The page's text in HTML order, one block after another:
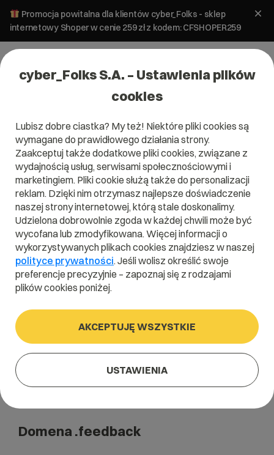
Promocja powitalna dla klientów cyber_Folks - sklep
internetowy Shoper w cenie 259 zł z kodem: CFSHOPER259
Domena .feedback
Wyraź swoją opinię z .feedback
.feedback
Szukaj
Domena .feedback
cyber_Folks S.A. – Ustawienia plików
cookies
Lubisz dobre ciastka? My też! Niektóre pliki cookies są
wymagane do prawidłowego działania strony.
Zaakceptuj także dodatkowe pliki cookies, związane z
wydajnością usług, serwisami społecznościowymi i
marketingiem. Pliki cookie służą także do personalizacji
reklam. Dzięki nim otrzymasz najlepsze doświadczenie
naszej strony internetowej, którą stale doskonalimy.
Udzielona dobrowolnie zgoda w każdej chwili może być
wycofana lub zmodyfikowana. Więcej informacji o
wykorzystywanych plikach cookies znajdziesz w naszej
polityce prywatności. Jeśli wolisz określić swoje
preferencje precyzyjnie – zapoznaj się z rodzajami
plików cookies poniżej.
AKCEPTUJĘ WSZYSTKIE
USTAWIENIA